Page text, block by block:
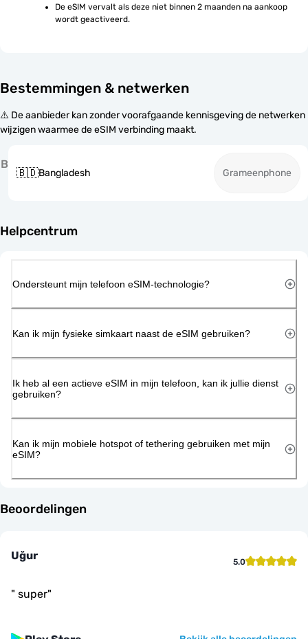
De eSIM vervalt als deze niet binnen 2 maanden na aankoop
wordt geactiveerd.
Bestemmingen & netwerken
⚠️ De aanbieder kan zonder voorafgaande kennisgeving de netwerken
wijzigen waarmee de eSIM verbinding maakt.
B
🇧🇩Bangladesh Grameenphone
Helpcentrum
Ondersteunt mijn telefoon eSIM-technologie?
Kan ik mijn fysieke simkaart naast de eSIM gebruiken?
Ik heb al een actieve eSIM in mijn telefoon, kan ik jullie dienst
gebruiken?
Kan ik mijn mobiele hotspot of tethering gebruiken met mijn
eSIM?
Beoordelingen
Uğur 5.0
" super"